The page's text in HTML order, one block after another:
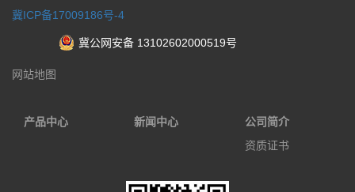
冀ICP备17009186号-4
冀公网安备 13102602000519号
网站地图
产品中心 新闻中心
公司简介
资质证书